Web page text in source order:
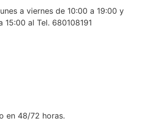
a viernes de 10:00 a 19:00 y
15:00 al Tel. 680108191
en 48/72 horas.